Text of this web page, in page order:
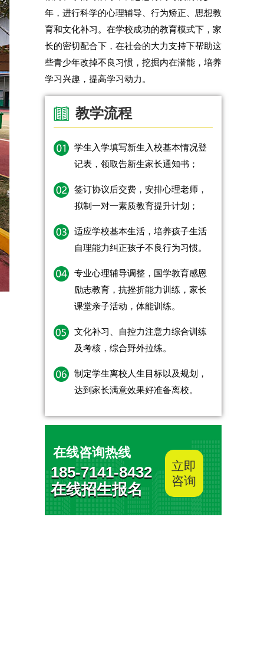
年，进行科学的心理辅导、行为矫正、思想教
育和文化补习。在学校成功的教育模式下，家
长的密切配合下，在社会的大力支持下帮助这
些青少年改掉不良习惯，挖掘内在潜能，培养
学习兴趣，提高学习动力。
教学流程
学生入学填写新生入校基本情况登
记表，领取告新生家长通知书；
签订协议后交费，安排心理老师，
拟制一对一素质教育提升计划；
适应学校基本生活，培养孩子生活
自理能力纠正孩子不良行为习惯。
专业心理辅导调整，国学教育感恩
励志教育，抗挫折能力训练，家长
课堂亲子活动，体能训练。
文化补习、自控力注意力综合训练
及考核，综合野外拉练。
制定学生离校人生目标以及规划，
达到家长满意效果好准备离校。
在线咨询热线
185-7141-8432
在线招生报名
立即
咨询